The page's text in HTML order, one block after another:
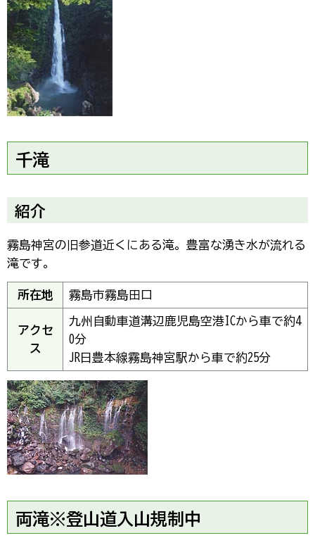
千滝
紹介
霧島神宮の旧参道近くにある滝。豊富な湧き水が流れる
滝です。
所在地 霧島市霧島田口
アクセ
ス
九州自動車道溝辺鹿児島空港ICから車で約4
0分
JR日豊本線霧島神宮駅から車で約25分
両滝※登山道入山規制中